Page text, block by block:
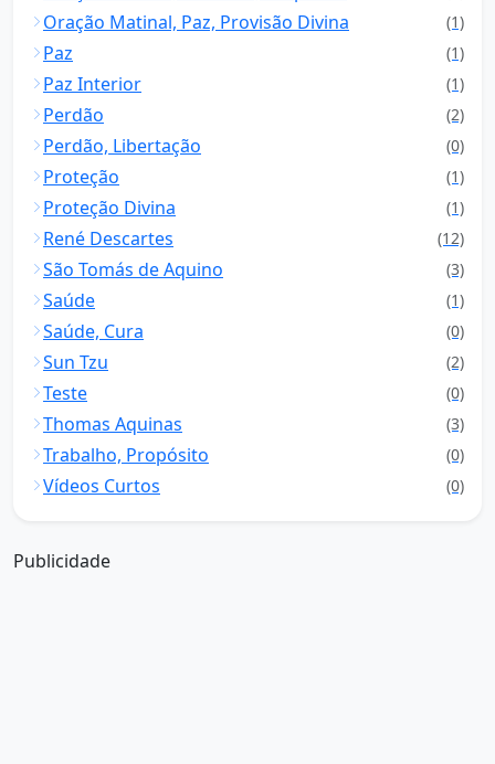
Oração Matinal, Paz, Provisão Divina (1)
Paz (1)
Paz Interior (1)
Perdão (2)
Perdão, Libertação (0)
Proteção (1)
Proteção Divina (1)
René Descartes (12)
São Tomás de Aquino (3)
Saúde (1)
Saúde, Cura (0)
Sun Tzu (2)
Teste (0)
Thomas Aquinas (3)
Trabalho, Propósito (0)
Vídeos Curtos (0)
Publicidade